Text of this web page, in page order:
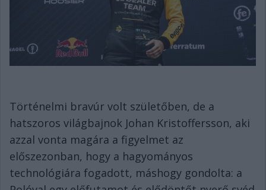
Történelmi bravúr volt születőben, de a
hatszoros világbajnok Johan Kristoffersson, aki
azzal vonta magára a figyelmet az
előszezonban, hogy a hagyományos
technológiára fogadott, máshogy gondolta: a